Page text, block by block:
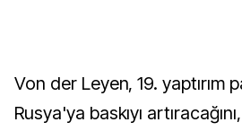
Von der Leyen, 19. yaptırım
Rusya'ya baskıyı